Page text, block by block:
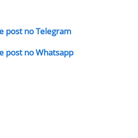
post no Telegram
post no Whatsapp